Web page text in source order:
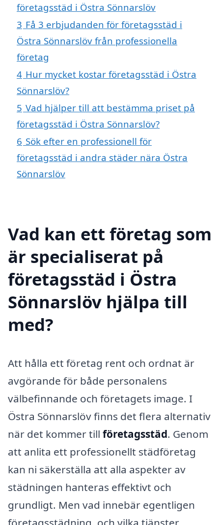
företagsstäd i Östra Sönnarslöv
3 Få 3 erbjudanden för företagsstäd i
Östra Sönnarslöv från professionella
företag
4 Hur mycket kostar företagsstäd i Östra
Sönnarslöv?
5 Vad hjälper till att bestämma priset på
företagsstäd i Östra Sönnarslöv?
6 Sök efter en professionell för
företagsstäd i andra städer nära Östra
Sönnarslöv
Vad kan ett företag som
är specialiserat på
företagsstäd i Östra
Sönnarslöv hjälpa till
med?
Att hålla ett företag rent och ordnat är
avgörande för både personalens
välbefinnande och företagets image. I
Östra Sönnarslöv finns det flera alternativ
när det kommer till företagsstäd. Genom
att anlita ett professionellt städföretag
kan ni säkerställa att alla aspekter av
städningen hanteras effektivt och
grundligt. Men vad innebär egentligen